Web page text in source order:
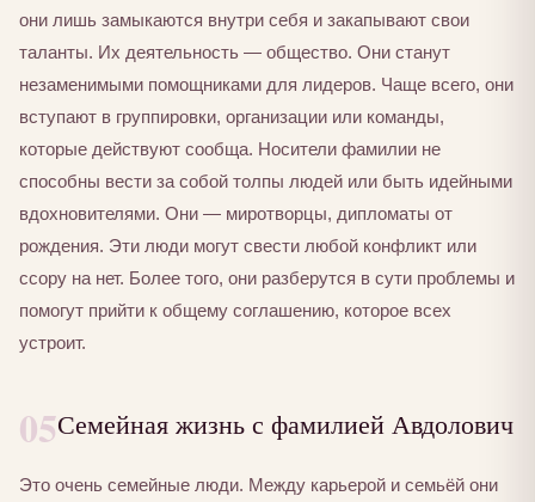
они лишь замыкаются внутри себя и закапывают свои
таланты. Их деятельность — общество. Они станут
незаменимыми помощниками для лидеров. Чаще всего, они
вступают в группировки, организации или команды,
которые действуют сообща. Носители фамилии не
способны вести за собой толпы людей или быть идейными
вдохновителями. Они — миротворцы, дипломаты от
рождения. Эти люди могут свести любой конфликт или
ссору на нет. Более того, они разберутся в сути проблемы и
помогут прийти к общему соглашению, которое всех
устроит.
05Семейная жизнь с фамилией Авдолович
Это очень семейные люди. Между карьерой и семьёй они